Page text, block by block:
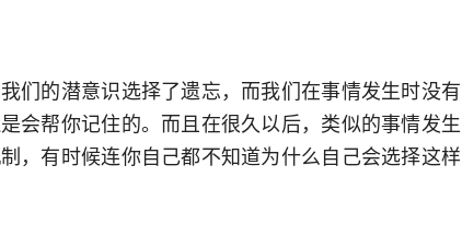
们的潜意识选择了遗忘，而我们在事情发生时没有
会帮你记住的。而且在很久以后，类似的事情发生
，有时候连你自己都不知道为什么自己会选择这样